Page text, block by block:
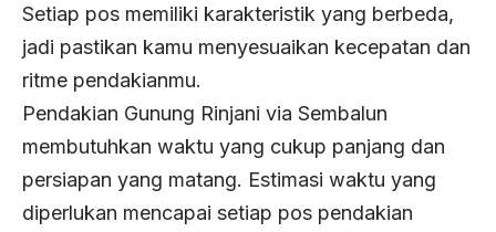
Setiap pos memiliki karakteristik yang berbeda,
jadi pastikan kamu menyesuaikan kecepatan dan
ritme pendakianmu.
Pendakian Gunung Rinjani via Sembalun
membutuhkan waktu yang cukup panjang dan
persiapan yang matang. Estimasi waktu yang
diperlukan mencapai setiap pos pendakian